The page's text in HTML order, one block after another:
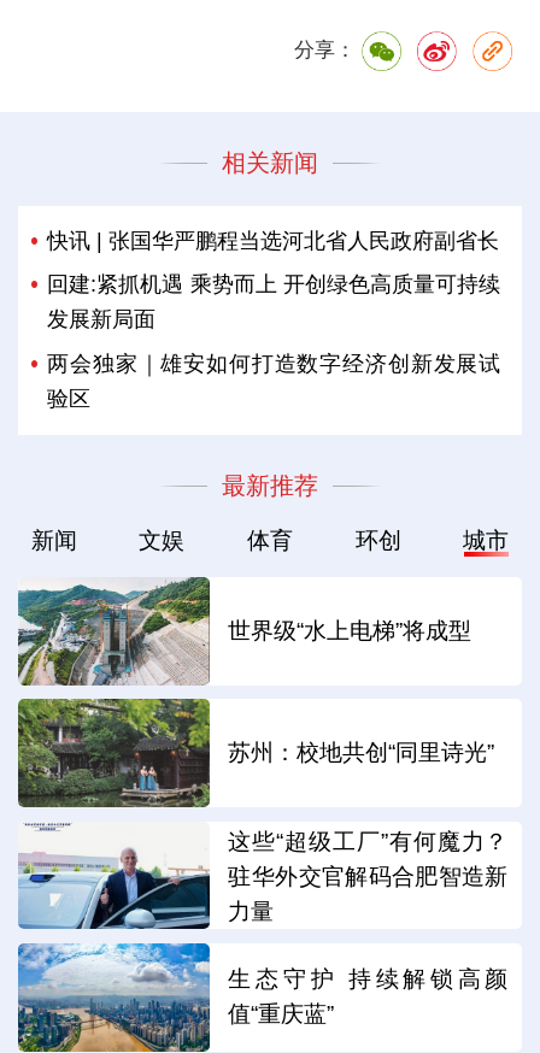
分享：
相关新闻
快讯 | 张国华严鹏程当选河北省人民政府副省长
回建:紧抓机遇 乘势而上 开创绿色高质量可持续
发展新局面
两会独家｜雄安如何打造数字经济创新发展试
验区
最新推荐
新闻 文娱 体育 环创 城市
世界级“水上电梯”将成型
苏州：校地共创“同里诗光”
这些“超级工厂”有何魔力？
驻华外交官解码合肥智造新
力量
生态守护 持续解锁高颜
值“重庆蓝”